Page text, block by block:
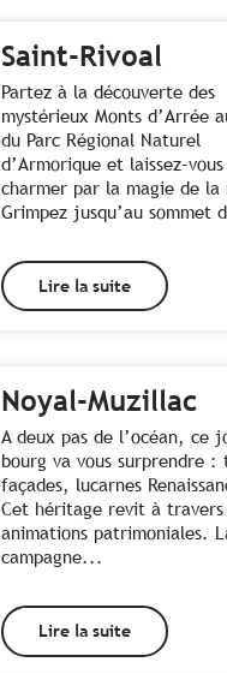
Saint-Rivoal
Partez à la découverte des
mystérieux Monts d’Arrée
du Parc Régional Naturel
d’Armorique et laissez-vous
charmer par la magie de la
Grimpez jusqu’au sommet
Lire la suite
Noyal-Muzillac
A deux pas de l’océan, ce
bourg va vous surprendre :
façades, lucarnes
Cet héritage revit à travers
animations patrimoniales.
campagne...
Lire la suite